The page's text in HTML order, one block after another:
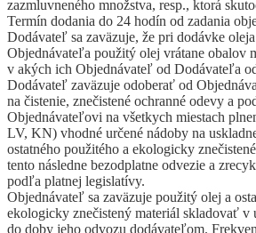
zazmluvneného množstva, resp., ktorá
Termín dodania do 24 hodín od zadania
Dodávateľ sa zaväzuje, že pri dodávke
Objednávateľa použitý olej vrátane obalov
v akých ich Objednávateľ od Dodávateľa
Dodávateľ zaväzuje odoberať od
na čistenie, znečistené ochranné odevy a
Objednávateľovi na všetkych miestach
LV, KN) vhodné určené nádoby na
ostatného použitého a ekologicky
tento následne bezodplatne odvezie a
podľa platnej legislatívy.
Objednávateľ sa zaväzuje použitý olej a
ekologicky znečistený materiál skladovať v
do doby jeho odvozu dodávateľom.